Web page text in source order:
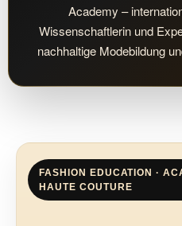
Academy –
Wissenschaftlerin und
nachhaltige Modebildung
FASHION EDUCATION ·
HAUTE COUTURE